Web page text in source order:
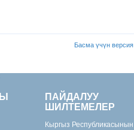
Басма үчүн версия
ПАЙДАЛУУ
ШИЛТЕМЕЛЕР
Кыргыз Республикасынын